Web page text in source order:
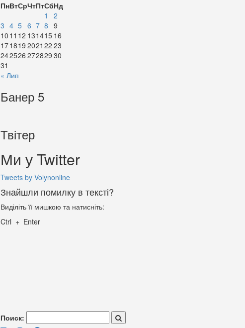
ПнВтСрЧтПтСбНд
1
2
3 4 5 6 7 8 9
10 11 12 131415 16
171819 2021 22 23
242526 272829 30
31
« Лип
Банер 5
Твітер
Ми у Twitter
Tweets by Volynonline
Знайшли помилку в тексті?
Виділіть її мишкою та натисніть:
Ctrl + Enter
Поиск: